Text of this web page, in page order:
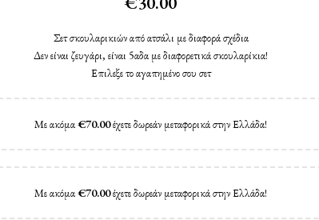
Σετ σκουλαρικιών από ατσάλι με διαφορά σχέδια
Δεν είναι ζευγάρι, είναι 5αδα με διαφορετικά σκουλαρίκια!
Επιλεξε το αγαπημένο σου σετ
Με ακόμα€70.00έχετε δωρεάν μεταφορικά στην Ελλάδα!
Με ακόμα€70.00έχετε δωρεάν μεταφορικά στην Ελλάδα!